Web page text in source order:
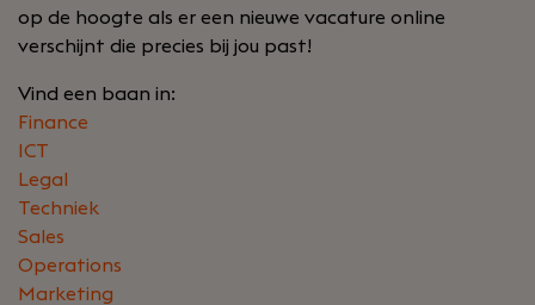
op de hoogte als er een nieuwe vacature online
verschijnt die precies bij jou past!
Vind een baan in:
Finance
ICT
Legal
Techniek
Sales
Operations
Marketing